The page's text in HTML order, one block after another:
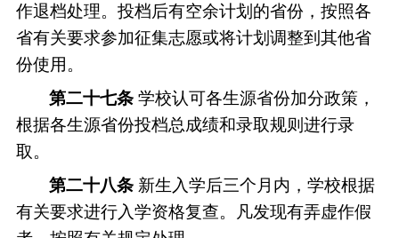
作退档处理。投档后有空余计划的省份，按照各
省有关要求参加征集志愿或将计划调整到其他省
份使用。
第二十七条 学校认可各生源省份加分政策，
根据各生源省份投档总成绩和录取规则进行录
取。
第二十八条 新生入学后三个月内，学校根据
有关要求进行入学资格复查。凡发现有弄虚作假